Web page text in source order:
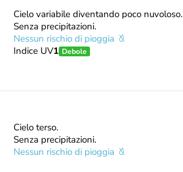
Cielo variabile diventando poco nuvoloso.
Senza precipitazioni.
Nessun rischio di pioggia
Indice UV1 Debole
Cielo terso.
Senza precipitazioni.
Nessun rischio di pioggia